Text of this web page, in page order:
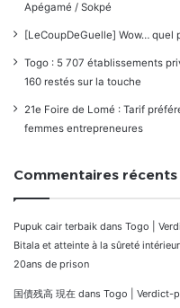
Apégamé / Sokpé
[LeCoupDeGuelle] Wow… quel
Togo : 5 707 établissements
160 restés sur la touche
21e Foire de Lomé : Tarif
femmes entrepreneures
Commentaires récents
Pupuk cair terbaik dans Togo |
Bitala et atteinte à la sûreté
20ans de prison
国債残高 現在 dans Togo | Verdict-